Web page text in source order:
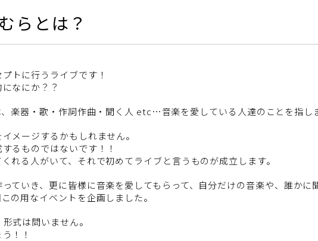
らとは？
トに行うライブです！
なにか？？
楽器・歌・作詞作曲・聞く人 etc…音楽を愛している人達のことを指し
メージするかもしれません。
るものではないです！！
れる人がいて、それで初めてライブと言うものが成立します。
ていき、更に皆様に音楽を愛してもらって、自分だけの音楽や、誰かに
の用なイベントを企画しました。
式は問いません。
！！